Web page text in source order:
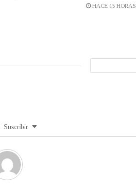
HACE 15 HORAS
Suscribir